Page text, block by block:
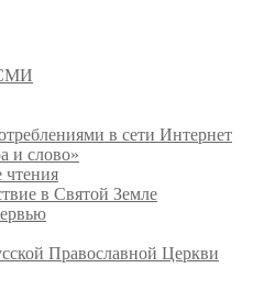
в сети Интернет
и слово»
чтения
в Святой Земле
Православной Церкви